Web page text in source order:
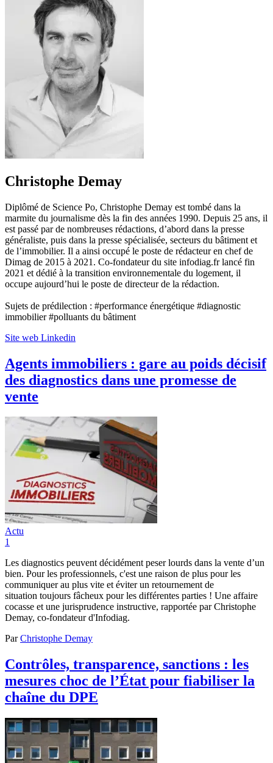
Christophe Demay
Diplômé de Science Po, Christophe Demay est tombé dans la
marmite du journalisme dès la fin des années 1990. Depuis 25 ans, il
est passé par de nombreuses rédactions, d’abord dans la presse
généraliste, puis dans la presse spécialisée, secteurs du bâtiment et
de l’immobilier. Il a ainsi occupé le poste de rédacteur en chef de
Dimag de 2015 à 2021. Co-fondateur du site infodiag.fr lancé fin
2021 et dédié à la transition environnementale du logement, il
occupe aujourd’hui le poste de directeur de la rédaction.
Sujets de prédilection : #performance énergétique #diagnostic
immobilier #polluants du bâtiment
Site web Linkedin
Agents immobiliers : gare au poids décisif
des diagnostics dans une promesse de
vente
Actu
1
Les diagnostics peuvent décidément peser lourds dans la vente d’un
bien. Pour les professionnels, c'est une raison de plus pour les
communiquer au plus vite et éviter un retournement de
situation toujours fâcheux pour les différentes parties ! Une affaire
cocasse et une jurisprudence instructive, rapportée par Christophe
Demay, co-fondateur d'Infodiag.
ParChristophe Demay
Contrôles, transparence, sanctions : les
mesures choc de l’État pour fiabiliser la
chaîne du DPE